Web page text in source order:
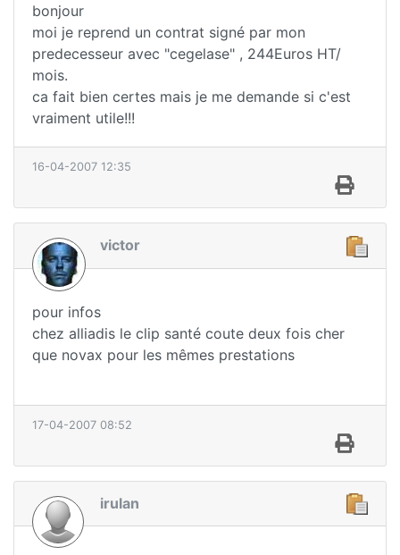
bonjour
moi je reprend un contrat signé par mon
predecesseur avec "cegelase" , 244Euros HT/
mois.
ca fait bien certes mais je me demande si c'est
vraiment utile!!!
16-04-2007 12:35
victor
pour infos
chez alliadis le clip santé coute deux fois cher
que novax pour les mêmes prestations
17-04-2007 08:52
irulan